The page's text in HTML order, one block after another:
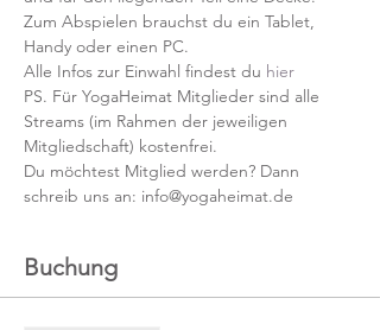
Zum Abspielen brauchst du ein Tablet,
Handy oder einen PC.
Alle Infos zur Einwahl findest du hier
PS. Für YogaHeimat Mitglieder sind alle
Streams (im Rahmen der jeweiligen
Mitgliedschaft) kostenfrei.
Du möchtest Mitglied werden? Dann
schreib uns an: info@yogaheimat.de
Buchung